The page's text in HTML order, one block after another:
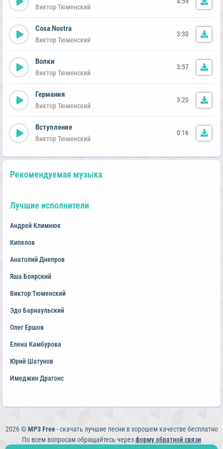
Виктор Тюменский
Cosa Nostra
Виктор Тюменский
3:30
Волки
Виктор Тюменский
3:57
Германия
Виктор Тюменский
3:20
Вступление
Виктор Тюменский
0:16
Рекомендуемая музыка
Лучшие исполнители
Андрей Климнюк
Кипелов
Анатолий Днепров
Яша Боярский
Виктор Тюменский
Эдо Барнаульский
Олег Ершов
Елена Камбурова
Юрий Шатунов
Имеджин Драгонс
2026 ©MP3 Free- скачать лучшие песни в хорошем качестве бесплатно
По всем вопросам обращайтесь черезформу обратной связи